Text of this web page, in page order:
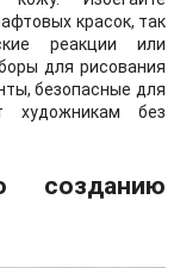
красок, так
реакции или
для рисования
безопасные для
художникам без
созданию